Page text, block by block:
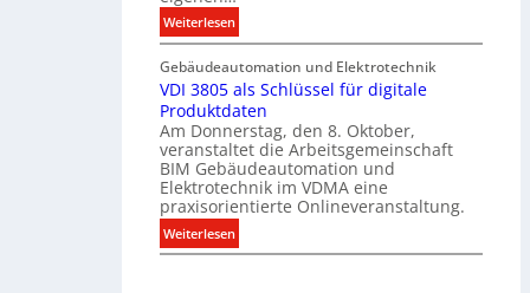
t
S
y
s
t
e
m
.
a
l
e
U
n
t
e
r
g
Weiterlesen:
E
l
e
k
t
r
o
t
e
c
Gebäudeautomation und Elektrotechnik
VDI 3805 als Schlüssel für digitale
Produktdaten
Am Donnerstag, den 8. Oktober,
veranstaltet die Arbeitsgemeinschaft
BIM Gebäudeautomation und
Elektrotechnik im VDMA eine
praxisorientierte Onlineveranstaltung.
Weiterlesen:
V